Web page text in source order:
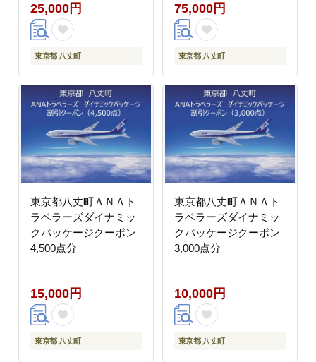
25,000円
東京都 八丈町
75,000円
東京都 八丈町
東京都八丈町ＡＮＡト
ラベラーズダイナミッ
クパッケージクーポン
4,500点分
15,000円
東京都 八丈町
東京都八丈町ＡＮＡト
ラベラーズダイナミッ
クパッケージクーポン
3,000点分
10,000円
東京都 八丈町